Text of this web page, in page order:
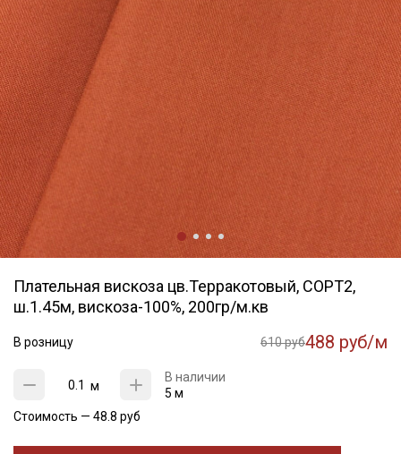
Плательная вискоза цв.Терракотовый, СОРТ2,
ш.1.45м, вискоза-100%, 200гр/м.кв
В розницу 610 руб488 руб/м
м
В наличии
5 м
Стоимость — 48.8 руб